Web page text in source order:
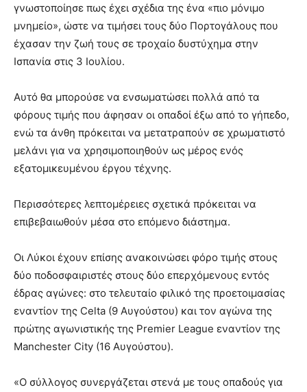
γνωστοποίησε πως έχει σχέδια της ένα «πιο μόνιμο
μνημείο», ώστε να τιμήσει τους δύο Πορτογάλους που
έχασαν την ζωή τους σε τροχαίο δυστύχημα στην
Ισπανία στις 3 Ιουλίου.
Αυτό θα μπορούσε να ενσωματώσει πολλά από τα
φόρους τιμής που άφησαν οι οπαδοί έξω από το γήπεδο,
ενώ τα άνθη πρόκειται να μετατραπούν σε χρωματιστό
μελάνι για να χρησιμοποιηθούν ως μέρος ενός
εξατομικευμένου έργου τέχνης.
Περισσότερες λεπτομέρειες σχετικά πρόκειται να
επιβεβαιωθούν μέσα στο επόμενο διάστημα.
Οι Λύκοι έχουν επίσης ανακοινώσει φόρο τιμής στους
δύο ποδοσφαιριστές στους δύο επερχόμενους εντός
έδρας αγώνες: στο τελευταίο φιλικό της προετοιμασίας
εναντίον της Celta (9 Αυγούστου) και τον αγώνα της
πρώτης αγωνιστικής της Premier League εναντίον της
Manchester City (16 Αυγούστου).
«Ο σύλλογος συνεργάζεται στενά με τους οπαδούς για